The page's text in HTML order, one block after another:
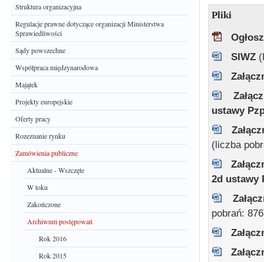
Struktura organizacyjna
Regulacje prawne dotyczące organizacji Ministerstwa
Sprawiedliwości
Sądy powszechne
Współpraca międzynarodowa
Majątek
Projekty europejskie
Oferty pracy
Rozeznanie rynku
Zamówienia publiczne
Aktualne - Wszczęte
W toku
Zakończone
Archiwum postępowań
Rok 2016
Rok 2015
Pliki
SIWZ
ustawy
(liczba
2d ustawy
pobrań: